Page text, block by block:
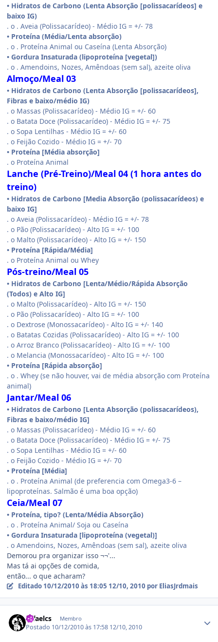
• Hidratos de Carbono (Lenta Absorção [polissacarídeos] e
baixo IG)
. o . Aveia (Polissacarídeo) - Médio IG = +/- 78
• Proteína (Média/Lenta absorção)
. o . Proteína Animal ou Caseína (Lenta Absorção)
• Gordura Insaturada (lipoproteína [vegetal])
. o . Amendoins, Nozes, Amêndoas (sem sal), azeite oliva
Almoço/Meal 03
• Hidratos de Carbono (Lenta Absorção [polissacarídeos],
Fibras e baixo/médio IG)
. o Massas (Polissacarídeo) - Médio IG = +/- 60
. o Batata Doce (Polissacarídeo) - Médio IG = +/- 75
. o Sopa Lentilhas - Médio IG = +/- 60
. o Feijão Cozido - Médio IG = +/- 70
• Proteína [Média absorção]
. o Proteína Animal
Lanche (Pré-Treino)/Meal 04 (1 hora antes do
treino)
• Hidratos de Carbono [Media Absorção (polissacarídeos) e
baixo IG]
. o Aveia (Polissacarídeo) - Médio IG = +/- 78
. o Pão (Polissacarídeo) - Alto IG = +/- 100
. o Malto (Polissacarídeo) - Alto IG = +/- 150
• Proteína [Rápida/Média]
. o Proteína Animal ou Whey
Pós-treino/Meal 05
• Hidratos de Carbono [Lenta/Médio/Rápida Absorção
(Todos) e Alto IG]
. o Malto (Polissacarídeo) - Alto IG = +/- 150
. o Pão (Polissacarídeo) - Alto IG = +/- 100
. o Dextrose (Monossacarídeo) - Alto IG = +/- 140
. o Batatas Cozidas (Polissacarídeo) - Alto IG = +/- 100
. o Arroz Branco (Polissacarídeo) - Alto IG = +/- 100
. o Melancia (Monossacarídeo) - Alto IG = +/- 100
• Proteína [Rápida absorção]
. o . Whey (se não houver, vai de média absorção com Proteína
animal)
Jantar/Meal 06
• Hidratos de Carbono [Lenta Absorção (polissacarídeos),
Fibras e baixo/médio IG]
. o Massas (Polissacarídeo) - Médio IG = +/- 60
. o Batata Doce (Polissacarídeo) - Médio IG = +/- 75
. o Sopa Lentilhas - Médio IG = +/- 60
. o Feijão Cozido - Médio IG = +/- 70
• Proteína [Média]
. o . Proteína Animal (de preferencia com Omega3-6 –
lipoproteínas. Salmão é uma boa opção)
Ceia/Meal 07
• Proteína, tipo? (Lenta/Média Absorção)
. o . Proteína Animal/ Soja ou Caseína
• Gordura Insaturada [lipoproteína (vegetal)]
. o Amendoins, Nozes, Amêndoas (sem sal), azeite oliva
Demorou pra organizar isso ¬¬'...
Mas tá ai opções de comida,
então... o que acharam?
Editado 10/12/2010 às 18:05 12/10, 2010 por EliasJrdmais
rafaelcs Membro
Postado 10/12/2010 às 17:58 12/10, 2010